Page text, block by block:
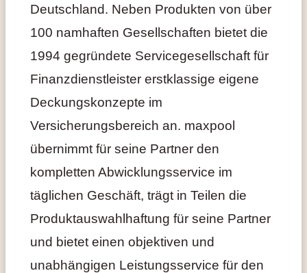
Deutschland. Neben Produkten von über
100 namhaften Gesellschaften bietet die
1994 gegründete Servicegesellschaft für
Finanzdienstleister erstklassige eigene
Deckungskonzepte im
Versicherungsbereich an. maxpool
übernimmt für seine Partner den
kompletten Abwicklungsservice im
täglichen Geschäft, trägt in Teilen die
Produktauswahlhaftung für seine Partner
und bietet einen objektiven und
unabhängigen Leistungsservice für den